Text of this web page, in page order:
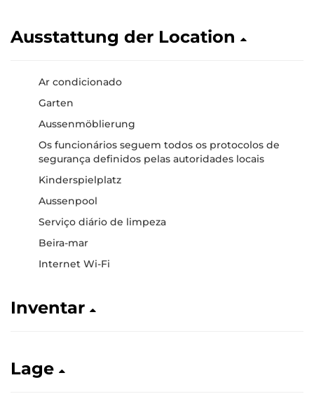
Ausstattung der Location
Ar condicionado
Garten
Aussenmöblierung
Os funcionários seguem todos os protocolos de
segurança definidos pelas autoridades locais
Kinderspielplatz
Aussenpool
Serviço diário de limpeza
Beira-mar
Internet Wi-Fi
Inventar
Lage